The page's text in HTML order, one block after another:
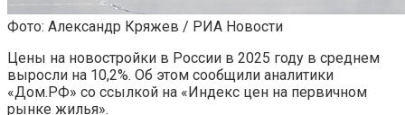
Фото: Александр Кряжев / РИА Новости
Цены на новостройки в России в 2025 году в среднем
выросли на 10,2%. Об этом сообщили аналитики
«Дом.РФ» со ссылкой на «Индекс цен на первичном
рынке жилья».